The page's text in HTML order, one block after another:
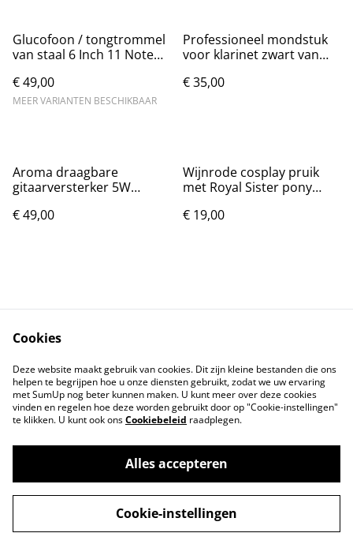
Glucofoon / tongtrommel
van staal 6 Inch 11 Noten
€ 49,00
MEER VARIANTEN BESCHIKBAAR
Professioneel mondstuk
voor klarinet zwart van
€ 35,00
Aroma draagbare
gitaarversterker 5W
Nieuw.
€ 49,00
Wijnrode cosplay pruik
met Royal Sister pony
€ 19,00
Contact
Voorwaarden
Privacybeleid
Cookiebeleid
©2026Markthuis Friesland
powered by
Cookies
Deze website maakt gebruik van cookies. Dit zijn kleine bestanden die ons
helpen te begrijpen hoe u onze diensten gebruikt, zodat we uw ervaring
met SumUp nog beter kunnen maken. U kunt meer over deze cookies
vinden en regelen hoe deze worden gebruikt door op "Cookie-instellingen"
te klikken. U kunt ook onsCookiebeleid raadplegen.
Alles accepteren
Cookie-instellingen